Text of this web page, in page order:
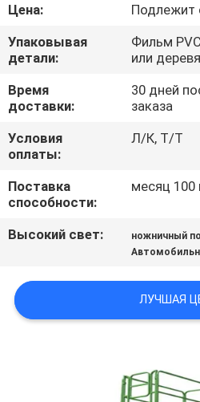
СВЯЖИТЕСЬ
С
НАМИ
НОВОСТИ
ЗАПРОСИТЕ
САЙТА
Цена:
Подлежит
Упаковывая
детали:
Фильм
или
Время
доставки:
30 дней
заказа
Условия
оплаты:
Л/К, Т/Т
Поставка
способности:
месяц 100
Высокий свет: ножничный
ЛУЧШАЯ